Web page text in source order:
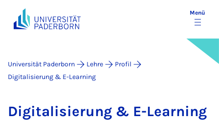
Menü
Universität Paderborn Lehre
Profil
Digitalisierung & E-Learning
Di­gi­ta­li­sie­rung & E-Lear­ning